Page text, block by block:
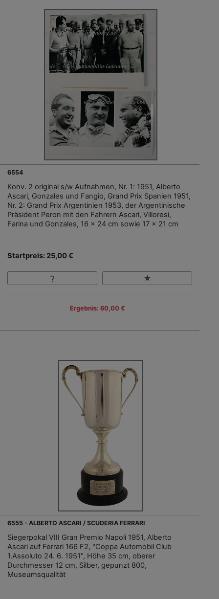
6554
Konv. 2 original s/w Aufnahmen, Nr. 1: 1951, Alberto
Ascari, Gonzales und Fangio, Grand Prix Spanien 1951,
Nr. 2: Grand Prix Argentinien 1953, der Argentinische
Präsident Peron mit den Fahrern Ascari, Villoresi,
Farina und Gonzales, 16 x 24 cm sowie 17 x 21 cm
Startpreis: 25,00 €
Ergebnis: 60,00 €
6555 - ALBERTO ASCARI / SCUDERIA FERRARI
Siegerpokal VIII Gran Premio Napoli 1951, Alberto
Ascari auf Ferrari 166 F2, "Coppa Automobil Club
1.Assoluto 24. 6. 1951", Höhe 35 cm, oberer
Durchmesser 12 cm, Silber, gepunzt 800,
Museumsqualität